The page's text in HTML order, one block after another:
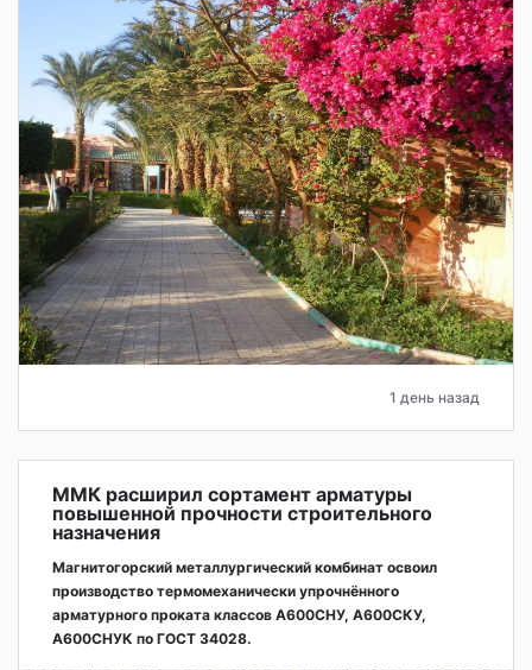
1 день назад
ММК расширил сортамент арматуры
повышенной прочности строительного
назначения
Магнитогорский металлургический комбинат освоил
производство термомеханически упрочнённого
арматурного проката классов А600СНУ, А600СКУ,
А600СНУК по ГОСТ 34028.